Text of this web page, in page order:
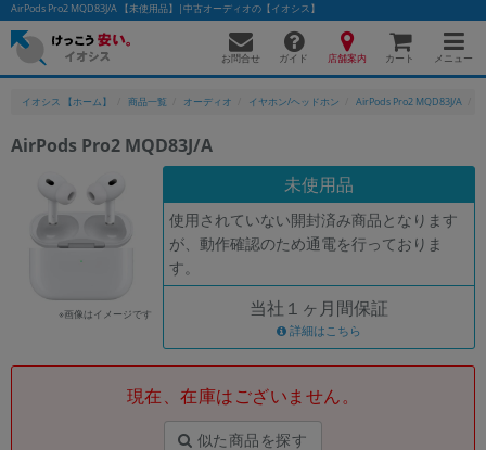
AirPods Pro2 MQD83J/A 【未使用品】|中古オーディオの【イオシス】
お問合せ ガイド 店舗案内 カート メニュー
イオシス 【ホーム】 商品一覧 オーディオ イヤホン/ヘッドホン AirPods Pro2 MQD83J/A
AirPods Pro2 MQD83J/A
※画像はイメージです
未使用品
使用されていない開封済み商品となります
が、動作確認のため通電を行っておりま
す。
当社１ヶ月間保証
詳細はこちら
現在、在庫はございません。
似た商品を探す
かんたんパソコン検索に切り替える
フリーワード
除外ワード
カテゴリー
商品ジャンルの絞り込み
「スマートフォン」「タブレット」など